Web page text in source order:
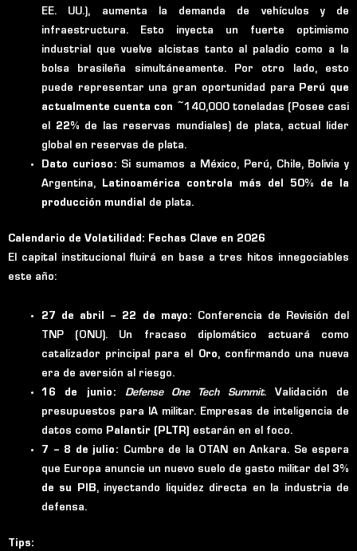
EE. UU.), aumenta la demanda de vehículos y de
infraestructura. Esto inyecta un fuerte optimismo
industrial que vuelve alcistas tanto al paladio como a la
bolsa brasileña simultáneamente. Por otro lado, esto
puede representar una gran oportunidad para Perú que
actualmente cuenta con
~140,000 toneladas (Posee casi
el 22% de las reservas mundiales) de plata, actual lider
global en reservas de plata.
Dato curioso: Si sumamos a México, Perú, Chile, Bolivia y
Argentina, Latinoamérica controla más del 50% de la
producción mundial de plata.
Calendario de Volatilidad: Fechas Clave en 2026
El capital institucional fluirá en base a tres hitos innegociables
este año:
27 de abril – 22 de mayo: Conferencia de Revisión del
TNP (ONU). Un fracaso diplomático actuará como
catalizador principal para el Oro, confirmando una nueva
era de aversión al riesgo.
16 de junio:
Defense One Tech Summit. Validación de
presupuestos para IA militar. Empresas de inteligencia de
datos como Palantir (PLTR)
estarán en el foco.
7 – 8 de julio: Cumbre de la OTAN en Ankara. Se espera
que Europa anuncie un nuevo suelo de gasto militar del 3%
de su PIB, inyectando liquidez directa en la industria de
defensa.
Tips: